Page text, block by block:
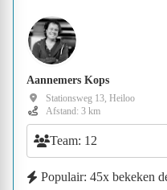
Aannemers Kops
Stationsweg 13, Heiloo
Afstand: 3 km
Team: 12
Populair: 45x bekeken